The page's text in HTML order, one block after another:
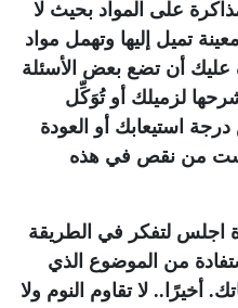
على المواد بحيث لا
تميل إليها وتهمل مواد
عليك أن تضع بعض الأسئلة
لزميلك أو تُوَكِّل
استيعابك أو العودة
من نقص في هذه
اجلس لتفكر في الطريقة
من الموضوع الذي
أخيرًا.. لا تقاوم النوم ولا